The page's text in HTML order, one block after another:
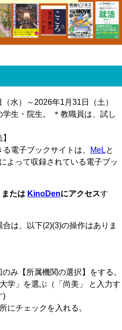
水）～2026年1月31日（土）
学生・院生。 ＊教職員は、試し
電子ブックサイトは、
MeLと
よって収録されている電子ブッ
または KinoDenにアクセスす
は、以下(2)(3)の操作はありま
み【所属機関の選択】をする。
学」を選ぶ（「尚美」 と入力す
)
にチェックを入れる。